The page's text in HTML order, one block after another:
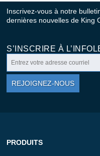
Inscrivez-vous à notre
dernières nouvelles de King
S’INSCRIRE À
REJOIGNEZ-NOUS
PRODUITS